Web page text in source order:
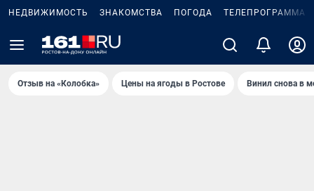
НЕДВИЖИМОСТЬ ЗНАКОМСТВА ПОГОДА ТЕЛЕПРОГРАММА
Отзыв на «Колобка» Цены на ягоды в Ростове Винил снова в